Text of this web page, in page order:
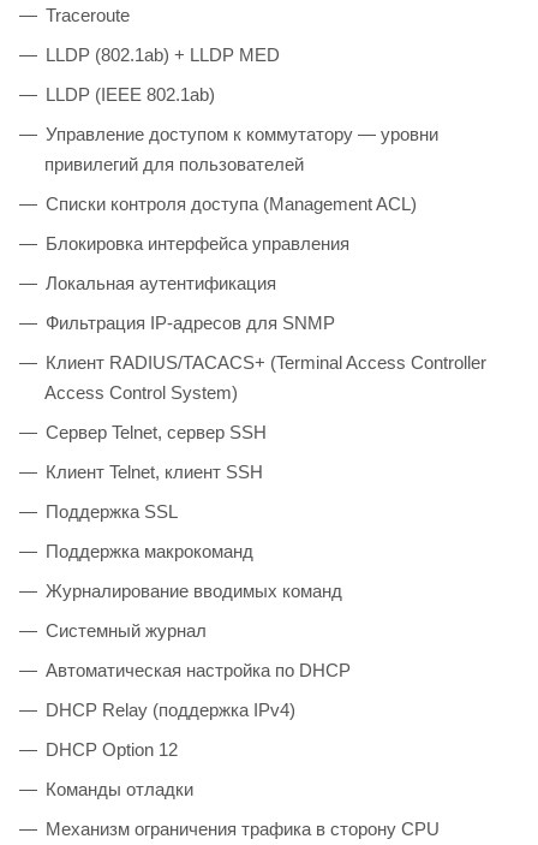
Traceroute
LLDP (802.1ab) + LLDP MED
LLDP (IEEE 802.1ab)
Управление доступом к коммутатору — уровни
привилегий для пользователей
Списки контроля доступа (Management ACL)
Блокировка интерфейса управления
Локальная аутентификация
Фильтрация IP-адресов для SNMP
Клиент RADIUS/TACACS+ (Terminal Access Controller
Access Control System)
Сервер Telnet, сервер SSH
Клиент Telnet, клиент SSH
Поддержка SSL
Поддержка макрокоманд
Журналирование вводимых команд
Системный журнал
Автоматическая настройка по DHCP
DHCP Relay (поддержка IPv4)
DHCP Option 12
Команды отладки
Механизм ограничения трафика в сторону CPU